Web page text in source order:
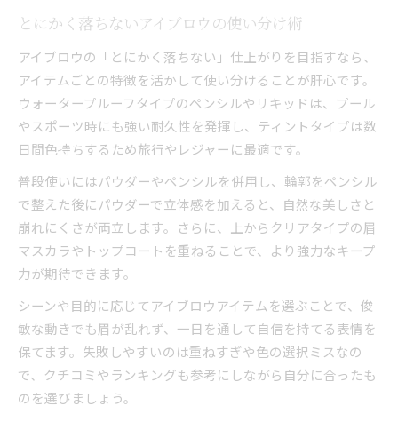
とにかく落ちないアイブロウの使い分け術
アイブロウの「とにかく落ちない」仕上がりを目指すなら、
アイテムごとの特徴を活かして使い分けることが肝心です。
ウォータープルーフタイプのペンシルやリキッドは、プール
やスポーツ時にも強い耐久性を発揮し、ティントタイプは数
日間色持ちするため旅行やレジャーに最適です。
普段使いにはパウダーやペンシルを併用し、輪郭をペンシル
で整えた後にパウダーで立体感を加えると、自然な美しさと
崩れにくさが両立します。さらに、上からクリアタイプの眉
マスカラやトップコートを重ねることで、より強力なキープ
力が期待できます。
シーンや目的に応じてアイブロウアイテムを選ぶことで、俊
敏な動きでも眉が乱れず、一日を通して自信を持てる表情を
保てます。失敗しやすいのは重ねすぎや色の選択ミスなの
で、クチコミやランキングも参考にしながら自分に合ったも
のを選びましょう。